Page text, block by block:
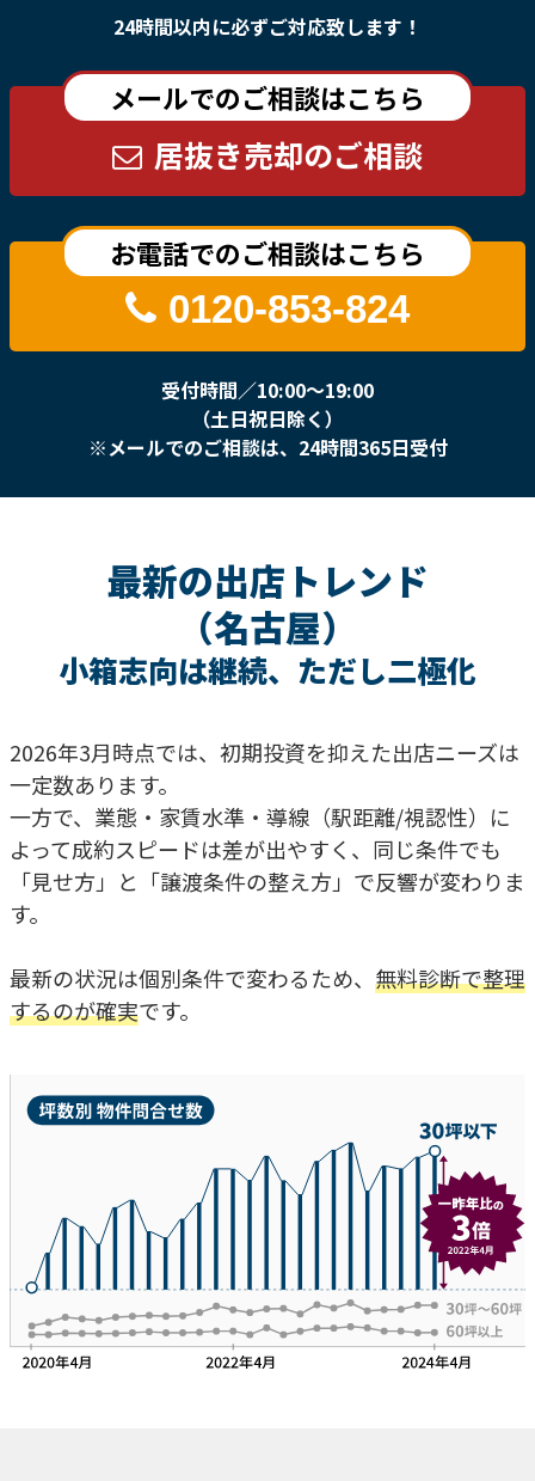
24時間以内に必ずご対応致します！
メールでのご相談はこちら
居抜き売却のご相談
お電話でのご相談はこちら
0120-853-824
受付時間／10:00〜19:00
（土日祝日除く）
※メールでのご相談は、24時間365日受付
最新の出店トレンド
（名古屋）
小箱志向は継続、ただし二極化
2026年3月時点では、初期投資を抑えた出店ニーズは
一定数あります。
一方で、業態・家賃水準・導線（駅距離/視認性）に
よって成約スピードは差が出やすく、同じ条件でも
「見せ方」と「譲渡条件の整え方」で反響が変わりま
す。
最新の状況は個別条件で変わるため、 無料診断で整理
するのが確実です。